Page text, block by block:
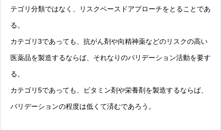
テゴリ分類ではなく、リスクベースドアプローチをとることであ
る。
カテゴリ3であっても、抗がん剤や向精神薬などのリスクの高い
医薬品を製造するならば、それなりのバリデーション活動を要す
る。
カテゴリ5であっても、ビタミン剤や栄養剤を製造するならば、
バリデーションの程度は低くて済むであろう。